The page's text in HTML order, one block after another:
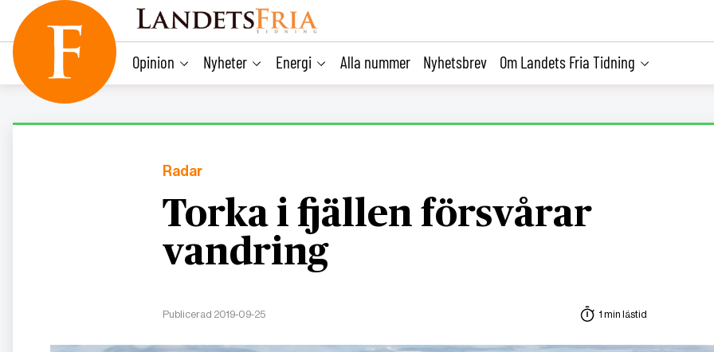
content
Opinion Nyheter Energi Alla nummer Nyhetsbrev Om Landets Fria Tidning
Radar
Torka i fjällen försvårar
vandring
Publicerad 2019-09-25 1 min lästid